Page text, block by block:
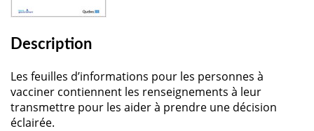
Description
Les feuilles d’informations pour les personnes à
vacciner contiennent les renseignements à leur
transmettre pour les aider à prendre une décision
éclairée.